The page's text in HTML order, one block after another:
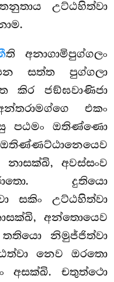
උට්ඨහිත්වා
ති අනාගාමිපුග්ගලං
සත්ත පුග්ගලා
කිර ජඞ්ඝවාණිජා
එකං
පඨමං ඔතිණ්ණො
අවස්සංව
දුතියො
සකිං උට්ඨහිත්වා
අන්තොයෙව
තතියො නිමුජ්ජිත්වා
නෙව ඔරතො
අසක්ඛි. චතුත්ථො